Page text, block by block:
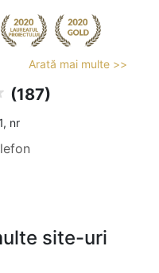
Arată mai multe >>
(187)
nr
site-uri